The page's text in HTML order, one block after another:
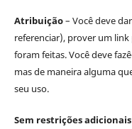
Atribuição– Você deve
referenciar), prover um link
foram feitas. Você deve
mas de maneira alguma
seu uso.
Sem restrições adicionais